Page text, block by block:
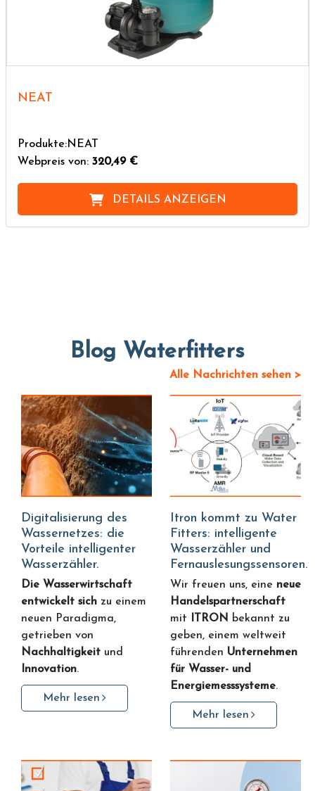
NEAT
Produkte:NEAT
Webpreis von: 320,49 €
DETAILS ANZEIGEN
Blog Waterfitters
Alle Nachrichten sehen >
Digitalisierung des
Wassernetzes: die
Vorteile intelligenter
Wasserzähler.
Die Wasserwirtschaft
entwickelt sich zu einem
neuen Paradigma,
getrieben von
Nachhaltigkeit und
Innovation.
Mehr lesen
Itron kommt zu Water
Fitters: intelligente
Wasserzähler und
Fernauslesungssensoren.
Wir freuen uns, eine neue
Handelspartnerschaft
mit ITRON bekannt zu
geben, einem weltweit
führenden Unternehmen
für Wasser- und
Energiemesssysteme.
Mehr lesen